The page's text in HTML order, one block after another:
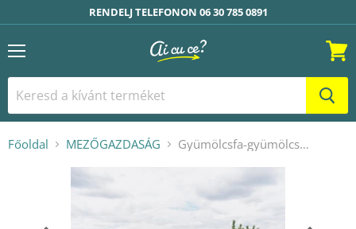
RENDELJ TELEFONON 06 30 785 0891
Menü Kosár
Főoldal MEZŐGAZDASÁG Gyümölcsfa-gyümölcsös öntözőkészlet (öntözés a földön)